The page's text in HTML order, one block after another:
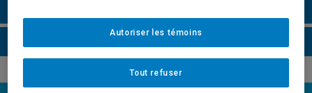
Tout refuser
Autoriser les témoins